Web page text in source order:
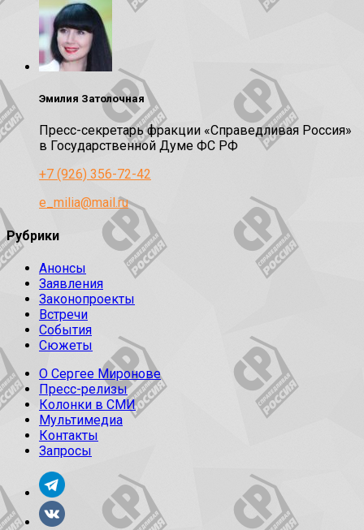
Эмилия Затолочная
Пресс-секретарь фракции «Справедливая Россия»
в Государственной Думе ФС РФ
+7 (926) 356-72-42
e_milia@mail.ru
Рубрики
Анонсы
Заявления
Законопроекты
Встречи
События
Сюжеты
О Сергее Миронове
Пресс-релизы
Колонки в СМИ
Мультимедиа
Контакты
Запросы